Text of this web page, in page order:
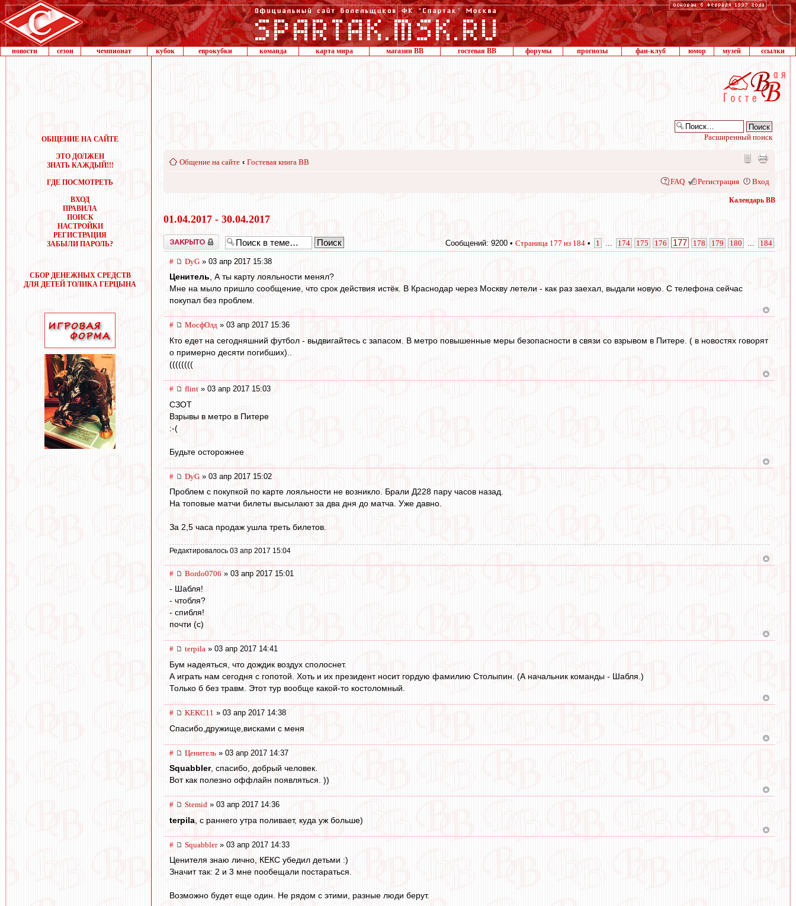
новости сезон чемпионат кубок еврокубки команда карта мира магазин ВВ гостевая ВВ форумы прогнозы фан-клуб юмор музей ссылки
ОБЩЕНИЕ НА САЙТЕ
ЭТО ДОЛЖЕН
ЗНАТЬ КАЖДЫЙ!!!
ГДЕ ПОСМОТРЕТЬ
ВХОД
ПРАВИЛА
ПОИСК
НАСТРОЙКИ
РЕГИСТРАЦИЯ
ЗАБЫЛИ ПАРОЛЬ?
СБОР ДЕНЕЖНЫХ СРЕДСТВ
ДЛЯ ДЕТЕЙ ТОЛИКА ГЕРЦЫНА
Расширенный поиск
Общение на сайте ‹ Гостевая книга ВВ
FAQ Регистрация Вход
Календарь ВВ
01.04.2017 - 30.04.2017
Закрыто Сообщений: 9200 • Страница 177 из 184 • 1 174 175 176 177 178 179 180 184
# DyG » 03 апр 2017 15:38
Ценитель, А ты карту лояльности менял?
Мне на мыло пришло сообщение, что срок действия истёк. В Краснодар через Москву летели - как раз заехал, выдали новую. С телефона сейчас
покупал без проблем.
# МосфОлд » 03 апр 2017 15:36
Кто едет на сегодняшний футбол - выдвигайтесь с запасом. В метро повышенные меры безопасности в связи со взрывом в Питере. ( в новостях говорят
о примерно десяти погибших)..
((((((((
# flint » 03 апр 2017 15:03
СЗОТ
Взрывы в метро в Питере
:-(
Будьте осторожнее
# DyG » 03 апр 2017 15:02
Проблем с покупкой по карте лояльности не возникло. Брали Д228 пару часов назад.
На топовые матчи билеты высылают за два дня до матча. Уже давно.
За 2,5 часа продаж ушла треть билетов.
Редактировалось 03 апр 2017 15:04
# Bordo0706 » 03 апр 2017 15:01
- Шабля!
- чтобля?
- спибля!
почти (с)
# terpila » 03 апр 2017 14:41
Бум надеяться, что дождик воздух сполоснет.
А играть нам сегодня с гопотой. Хоть и их президент носит гордую фамилию Столыпин. (А начальник команды - Шабля.)
Только б без травм. Этот тур вообще какой-то костоломный.
# KEKC11 » 03 апр 2017 14:38
Спасибо,дружище,висками с меня
# Ценитель » 03 апр 2017 14:37
Squabbler, спасибо, добрый человек.
Вот как полезно оффлайн появляться. ))
# Stemid » 03 апр 2017 14:36
terpila , с раннего утра поливает, куда уж больше)
# Squabbler» 03 апр 2017 14:33
Ценителя знаю лично, КЕКС убедил детьми :)
Значит так: 2 и 3 мне пообещали постараться.
Возможно будет еще один. Не рядом с этими, разные люди берут.